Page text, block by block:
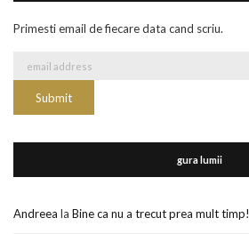
Primesti email de fiecare data cand scriu.
gura lumii
Andreea la Bine ca nu a trecut prea mult timp!